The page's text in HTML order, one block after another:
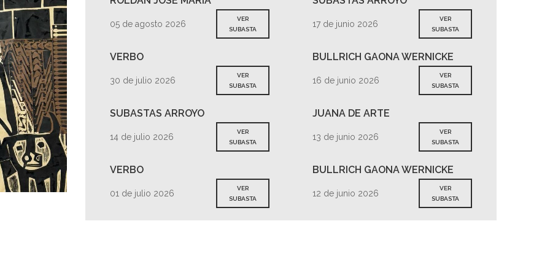
05 de agosto 2026
VER
SUBASTA
VERBO
30 de julio 2026
VER
SUBASTA
SUBASTAS ARROYO
14 de julio 2026
VER
SUBASTA
VERBO
01 de julio 2026
VER
SUBASTA
17 de junio 2026
VER
SUBASTA
BULLRICH GAONA WERNICKE
16 de junio 2026
VER
SUBASTA
JUANA DE ARTE
13 de junio 2026
VER
SUBASTA
BULLRICH GAONA WERNICKE
12 de junio 2026
VER
SUBASTA